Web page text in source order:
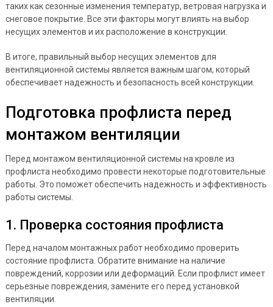
таких как сезонные изменения температур, ветровая нагрузка и
снеговое покрытие. Все эти факторы могут влиять на выбор
несущих элементов и их расположение в конструкции.
В итоге, правильный выбор несущих элементов для
вентиляционной системы является важным шагом, который
обеспечивает надежность и безопасность всей конструкции.
Подготовка профлиста перед
монтажом вентиляции
Перед монтажом вентиляционной системы на кровле из
профлиста необходимо провести некоторые подготовительные
работы. Это поможет обеспечить надежность и эффективность
работы системы.
1. Проверка состояния профлиста
Перед началом монтажных работ необходимо проверить
состояние профлиста. Обратите внимание на наличие
повреждений, коррозии или деформаций. Если профлист имеет
серьезные повреждения, замените его перед установкой
вентиляции.